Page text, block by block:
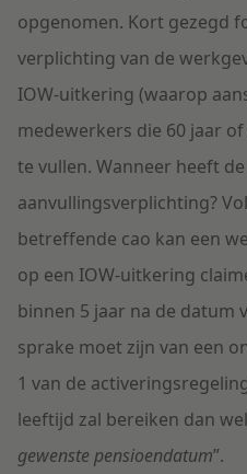
opgenomen. Kort gezegd
verplichting van de
IOW-uitkering (waarop
medewerkers die 60 jaar
te vullen. Wanneer heeft
aanvullingsverplichting?
betreffende cao kan een
op een IOW-uitkering
binnen 5 jaar na de datum
sprake moet zijn van een
1 van de
leeftijd zal bereiken dan
gewenste pensioendatum”.